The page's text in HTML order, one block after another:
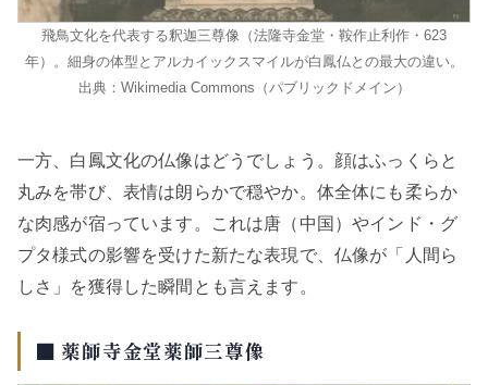
飛鳥文化を代表する釈迦三尊像（法隆寺金堂・鞍作止利作・623
年）。細身の体型とアルカイックスマイルが白鳳仏との最大の違い。
出典：Wikimedia Commons（パブリックドメイン）
一方、白鳳文化の仏像はどうでしょう。顔はふっくらと
丸みを帯び、表情は朗らかで穏やか。体全体にも柔らか
な肉感が宿っています。これは唐（中国）やインド・グ
プタ様式の影響を受けた新たな表現で、仏像が「人間ら
しさ」を獲得した瞬間とも言えます。
■ 薬師寺金堂薬師三尊像